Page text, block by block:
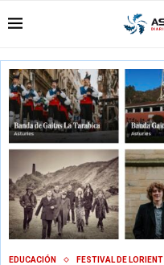
EDUCACIÓN FESTIVAL DE LORIENT